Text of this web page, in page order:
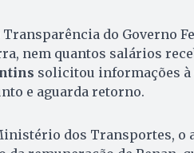
Transparência do Governo
nem quantos salários
solicitou informações à
e aguarda retorno.
dos Transportes, o